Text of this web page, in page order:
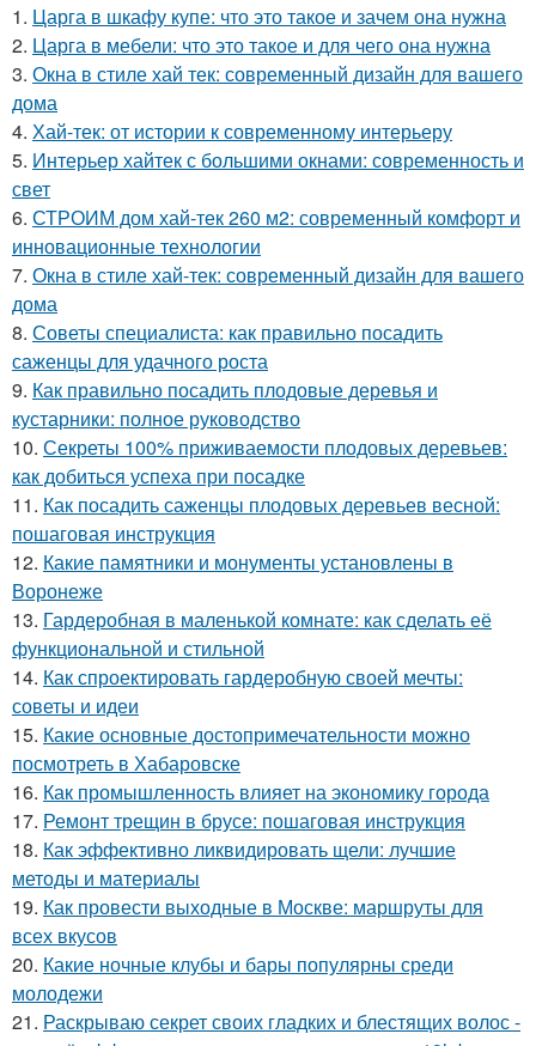
1. Царга в шкафу купе: что это такое и зачем она нужна
2. Царга в мебели: что это такое и для чего она нужна
3. Окна в стиле хай тек: современный дизайн для вашего
дома
4. Хай-тек: от истории к современному интерьеру
5. Интерьер хайтек с большими окнами: современность и
свет
6. СТРОИМ дом хай-тек 260 м2: современный комфорт и
инновационные технологии
7. Окна в стиле хай-тек: современный дизайн для вашего
дома
8. Советы специалиста: как правильно посадить
саженцы для удачного роста
9. Как правильно посадить плодовые деревья и
кустарники: полное руководство
10. Секреты 100% приживаемости плодовых деревьев:
как добиться успеха при посадке
11. Как посадить саженцы плодовых деревьев весной:
пошаговая инструкция
12. Какие памятники и монументы установлены в
Воронеже
13. Гардеробная в маленькой комнате: как сделать её
функциональной и стильной
14. Как спроектировать гардеробную своей мечты:
советы и идеи
15. Какие основные достопримечательности можно
посмотреть в Хабаровске
16. Как промышленность влияет на экономику города
17. Ремонт трещин в брусе: пошаговая инструкция
18. Как эффективно ликвидировать щели: лучшие
методы и материалы
19. Как провести выходные в Москве: маршруты для
всех вкусов
20. Какие ночные клубы и бары популярны среди
молодежи
21. Раскрываю секрет своих гладких и блестящих волос -